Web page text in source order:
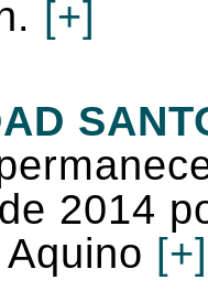
[+]
2014
[+]